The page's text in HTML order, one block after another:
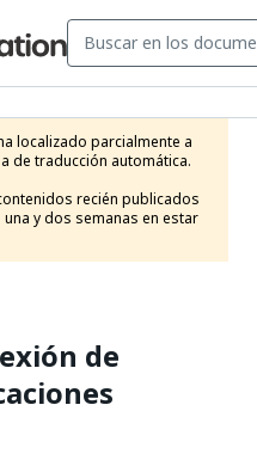
localizado parcialmente a
de traducción automática.
recién publicados
y dos semanas en estar
de